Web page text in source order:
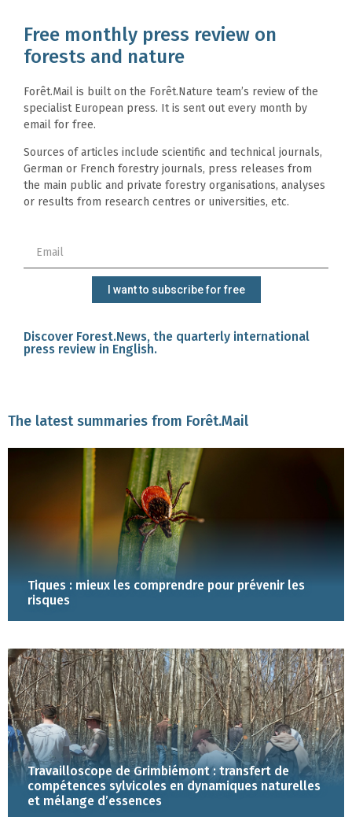
Free monthly press review on
forests and nature
Forêt.Mail is built on the Forêt.Nature team’s review of the
specialist European press. It is sent out every month by
email for free.
Sources of articles include scientific and technical journals,
German or French forestry journals, press releases from
the main public and private forestry organisations, analyses
or results from research centres or universities, etc.
I want to subscribe for free
Discover Forest.News, the quarterly international
press review in English.
The latest summaries from Forêt.Mail
Tiques : mieux les comprendre pour prévenir les
risques
Travailloscope de Grimbiémont : transfert de
compétences sylvicoles en dynamiques naturelles
et mélange d’essences